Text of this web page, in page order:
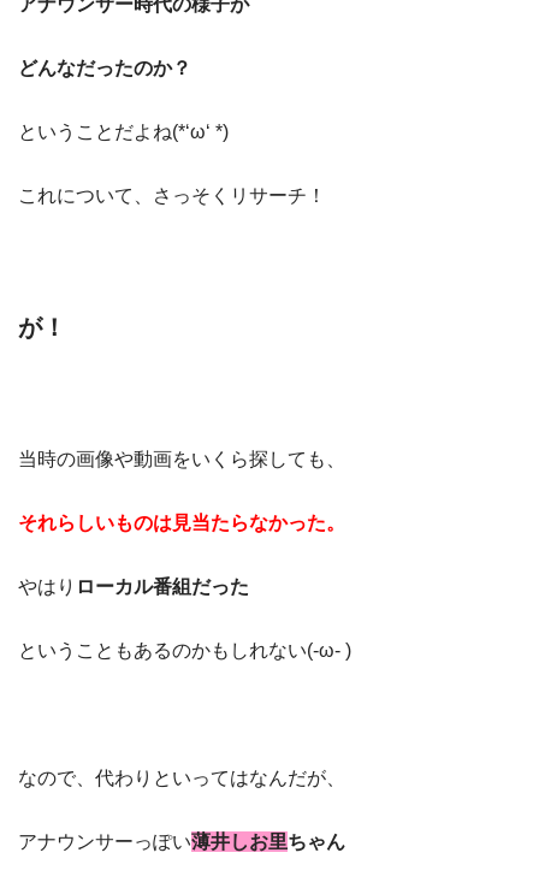
アナウンサー時代の様子が
どんなだったのか？
ということだよね(*‘ω‘ *)
これについて、さっそくリサーチ！
が！
当時の画像や動画をいくら探しても、
それらしいものは見当たらなかった。
やはり ローカル番組だった
ということもあるのかもしれない(-ω- )
なので、代わりといってはなんだが、
アナウンサーっぽい薄井しお里ちゃん